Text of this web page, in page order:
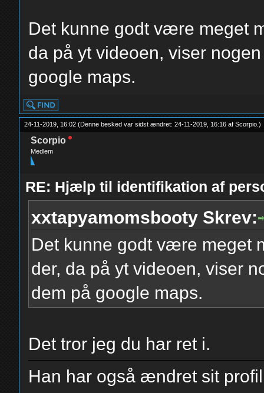
Det kunne godt være meget
da på yt videoen, viser
google maps.
24-11-2019, 16:02(Denne besked var sidst ændret: 24-11-2019, 16:16 afScorpio .)
Scorpio
Medlem
RE: Hjælp til identifikation af
xxtapyamomsbooty Skrev:
Det kunne godt være meget
der, da på yt videoen, viser
dem på google maps.
Det tror jeg du har ret i.
Han har også ændret sit